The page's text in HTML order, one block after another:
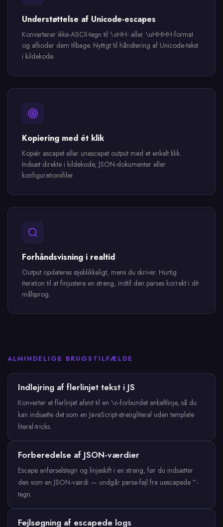
Understøttelse af Unicode-escapes
Konverterer ikke-ASCII-tegn til \xHH- eller \uHHHH-format
og afkoder dem tilbage. Nyttigt til håndtering af Unicode-tekst
i kildekode.
Kopiering med ét klik
Kopiér escapet eller unescapet output med et enkelt klik.
Indsæt direkte i kildekode, JSON-dokumenter eller
konfigurationsfiler.
Forhåndsvisning i realtid
Output opdateres øjeblikkeligt, mens du skriver. Hurtig
iteration til at finjustere en streng, indtil den parses korrekt i dit
målsprog.
ALMINDELIGE BRUGSTILFÆLDE
Indlejring af flerlinjet tekst i JS
Konverter et flerlinjet afsnit til en \n-forbundet enkeltlinje, så du
kan indsætte det som en JavaScript-strengliteral uden template
literal-tricks.
Forberedelse af JSON-værdier
Escape anførselstegn og linjeskift i en streng, før du indsætter
den som en JSON-værdi — undgår parse-fejl fra uescapede "-
tegn.
Fejlsøgning af escapede logs